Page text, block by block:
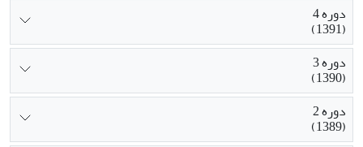
دوره 4
(1391)
دوره 3
(1390)
دوره 2
(1389)